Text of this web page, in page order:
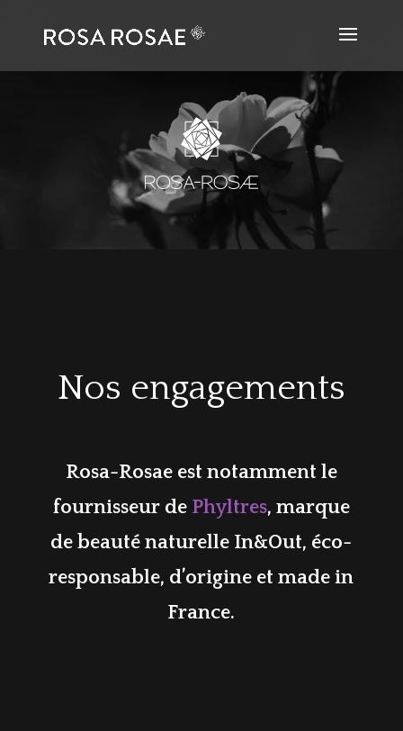
Nos engagements
Rosa-Rosae est notamment le
fournisseur de Phyltres, marque
de beauté naturelle In&Out, éco-
responsable, d’origine et made in
France.